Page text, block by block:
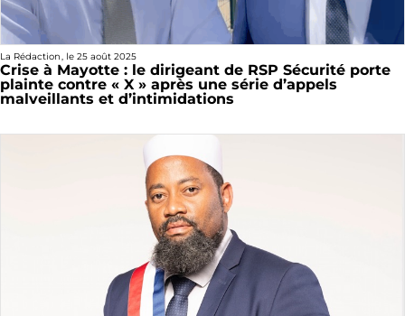
La Rédaction, le 25 août 2025
Crise à Mayotte : le dirigeant de RSP Sécurité porte
plainte contre « X » après une série d’appels
malveillants et d’intimidations